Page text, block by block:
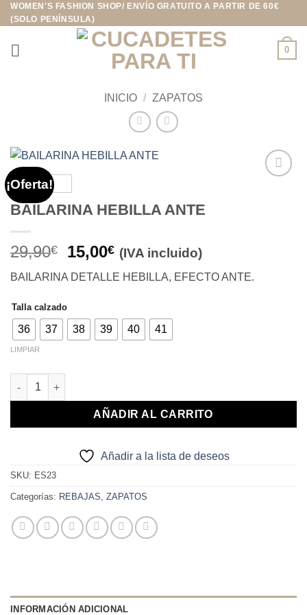
Saltar
al
contenido
WOMEN'S FASHION SHOP/ ENVÍO GRATUITO A PARTIR DE 60€
(SOLO PENÍNSULA)
0
INICIO / ZAPATOS
¡Oferta!
BAILARINA HEBILLA ANTE
29,90€
El
original
29,90€.
15,00€El
actual
15,00€.
(IVA incluido)
BAILARINA DETALLE HEBILLA, EFECTO ANTE.
Talla calzado
36 37 38 39 40 41
LIMPIAR
BAILARINA HEBILLA ANTE cantidad
AÑADIR AL CARRITO
Añadir a la lista de deseos
SKU: ES23
Categorías: REBAJAS, ZAPATOS
INFORMACIÓN ADICIONAL